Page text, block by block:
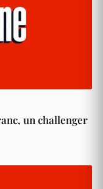
un challenger